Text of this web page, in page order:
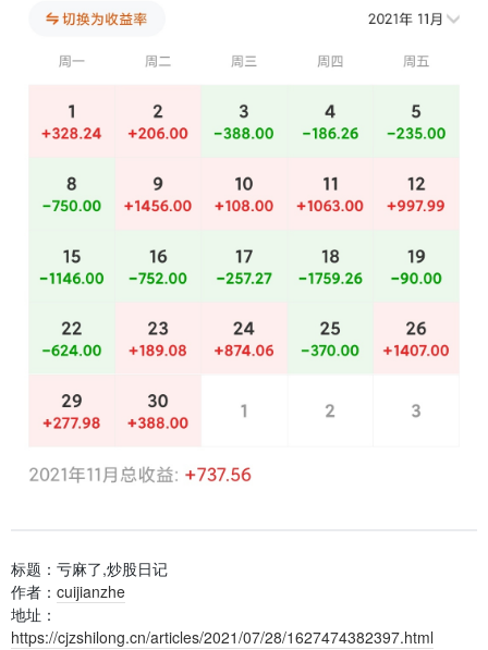
标题：亏麻了,炒股日记
作者： cuijianzhe
地址：
https://cjzshilong.cn/articles/2021/07/28/1627474382397.html